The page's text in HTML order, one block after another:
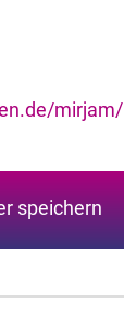
mirjam/
speichern